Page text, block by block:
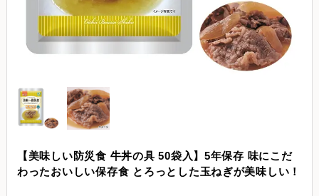
【美味しい防災食 牛丼の具 50袋入】5年保存 味にこだ
わったおいしい保存食 とろっとした玉ねぎが美味しい！